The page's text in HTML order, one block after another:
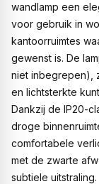
wandlamp een
voor gebruik in
kantoorruimtes
gewenst is. De
niet inbegrepen),
en lichtsterkte
Dankzij de IP20-
droge
comfortabele
met de zwarte
subtiele uitstraling.